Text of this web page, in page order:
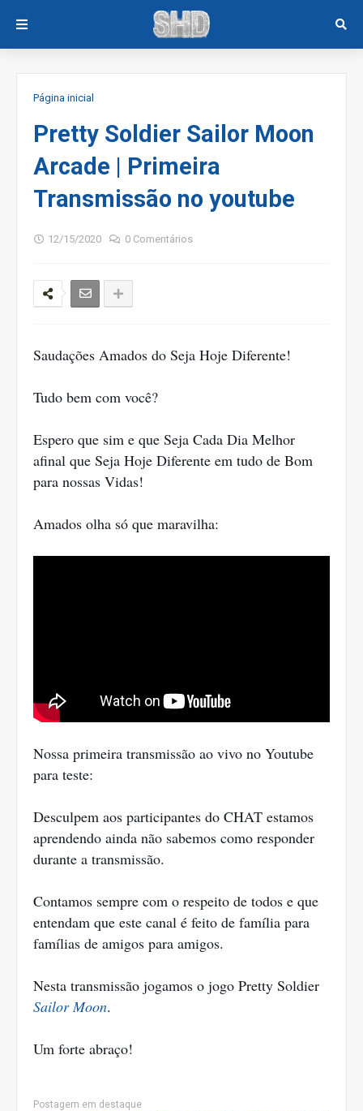
Página inicial
Pretty Soldier Sailor Moon
Arcade | Primeira
Transmissão no youtube
12/15/2020 0 Comentários
Saudações Amados do Seja Hoje Diferente!
Tudo bem com você?
Espero que sim e que Seja Cada Dia Melhor
afinal que Seja Hoje Diferente em tudo de Bom
para nossas Vidas!
Amados olha só que maravilha:
Nossa primeira transmissão ao vivo no Youtube
para teste:
Desculpem aos participantes do CHAT estamos
aprendendo ainda não sabemos como responder
durante a transmissão.
Contamos sempre com o respeito de todos e que
entendam que este canal é feito de família para
famílias de amigos para amigos.
Nesta transmissão jogamos o jogo Pretty Soldier
Sailor Moon.
Um forte abraço!
Postagem em destaque